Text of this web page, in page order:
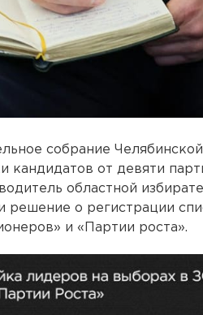
собрание
кандидатов от девяти
областной
решение о регистрации
и «Партии роста».